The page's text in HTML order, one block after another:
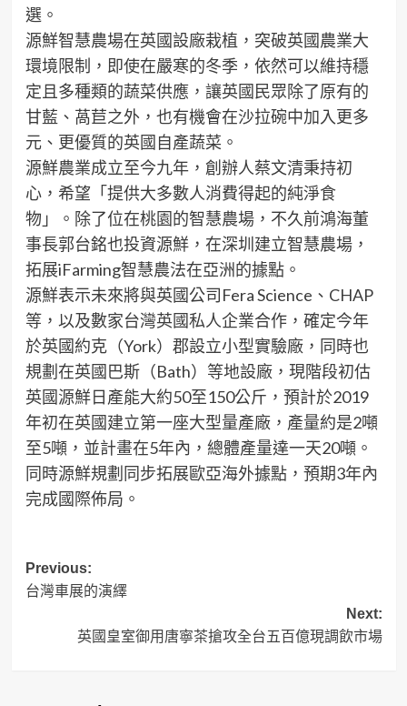
選。
源鮮智慧農場在英國設廠栽植，突破英國農業大
環境限制，即使在嚴寒的冬季，依然可以維持穩
定且多種類的蔬菜供應，讓英國民眾除了原有的
甘藍、萵苣之外，也有機會在沙拉碗中加入更多
元、更優質的英國自產蔬菜。
源鮮農業成立至今九年，創辦人蔡文清秉持初
心，希望「提供大多數人消費得起的純淨食
物」。除了位在桃園的智慧農場，不久前鴻海董
事長郭台銘也投資源鮮，在深圳建立智慧農場，
拓展iFarming智慧農法在亞洲的據點。
源鮮表示未來將與英國公司Fera Science、CHAP
等，以及數家台灣英國私人企業合作，確定今年
於英國約克（York）郡設立小型實驗廠，同時也
規劃在英國巴斯（Bath）等地設廠，現階段初估
英國源鮮日產能大約50至150公斤，預計於2019
年初在英國建立第一座大型量產廠，產量約是2噸
至5噸，並計畫在5年內，總體產量達一天20噸。
同時源鮮規劃同步拓展歐亞海外據點，預期3年內
完成國際佈局。
Post
navigation
Previous:
台灣車展的演繹
Next:
英國皇室御用唐寧茶搶攻全台五百億現調飲市場